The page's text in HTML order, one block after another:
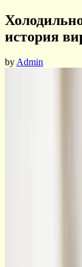
история
byAdmin